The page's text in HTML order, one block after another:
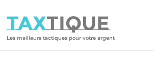
TAXTIQUE
Les meilleurs tactiques pour votre argent